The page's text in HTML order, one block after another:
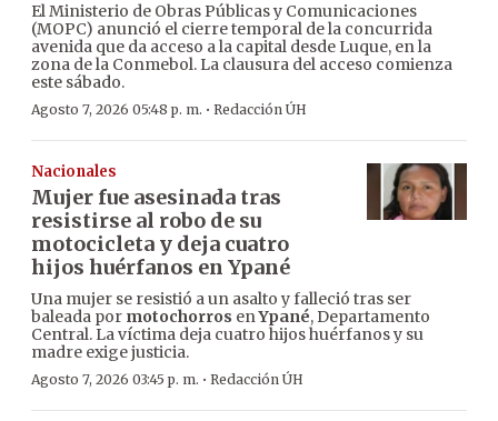
El Ministerio de Obras Públicas y Comunicaciones
(MOPC) anunció el cierre temporal de la concurrida
avenida que da acceso a la capital desde Luque, en la
zona de la Conmebol. La clausura del acceso comienza
este sábado.
Agosto 7, 2026 05:48 p. m. · Redacción ÚH
Nacionales
Mujer fue asesinada tras
resistirse al robo de su
motocicleta y deja cuatro
hijos huérfanos en Ypané
Una mujer se resistió a un asalto y falleció tras ser
baleada por motochorros enYpané, Departamento
Central. La víctima deja cuatro hijos huérfanos y su
madre exige justicia.
Agosto 7, 2026 03:45 p. m. · Redacción ÚH